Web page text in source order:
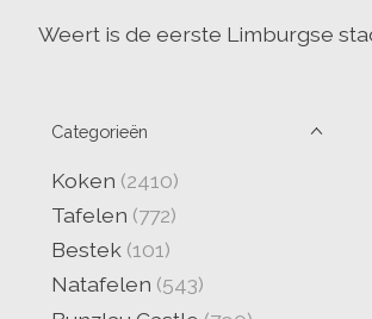
Weert is de eerste Limburgse
Categorieën
Koken (2410)
Tafelen (772)
Bestek (101)
Natafelen (543)